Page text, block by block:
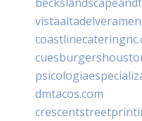
dmtacos.com